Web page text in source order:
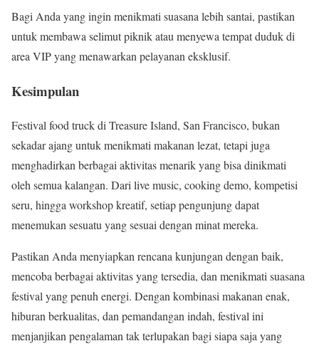
Bagi Anda yang ingin menikmati suasana lebih santai, pastikan
untuk membawa selimut piknik atau menyewa tempat duduk di
area VIP yang menawarkan pelayanan eksklusif.
Kesimpulan
Festival food truck di Treasure Island, San Francisco, bukan
sekadar ajang untuk menikmati makanan lezat, tetapi juga
menghadirkan berbagai aktivitas menarik yang bisa dinikmati
oleh semua kalangan. Dari live music, cooking demo, kompetisi
seru, hingga workshop kreatif, setiap pengunjung dapat
menemukan sesuatu yang sesuai dengan minat mereka.
Pastikan Anda menyiapkan rencana kunjungan dengan baik,
mencoba berbagai aktivitas yang tersedia, dan menikmati suasana
festival yang penuh energi. Dengan kombinasi makanan enak,
hiburan berkualitas, dan pemandangan indah, festival ini
menjanjikan pengalaman tak terlupakan bagi siapa saja yang